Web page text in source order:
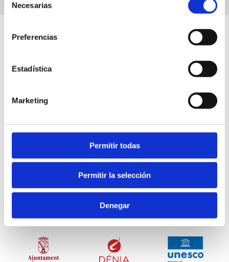
Necesarias
Preferencias
Estadística
Marketing
Permitir todas
Permitir la selección
Denegar
Stadtrat von Dénia
Tourismusbereich
Plaza Oculista Buigues, 9. 03700 Dénia
T. 96 642 23 67
denia@touristinfo.net